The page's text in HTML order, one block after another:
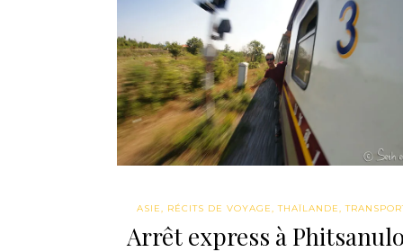
ASIE, RÉCITS DE VOYAGE,THAÏLANDE,
Arrêt express à